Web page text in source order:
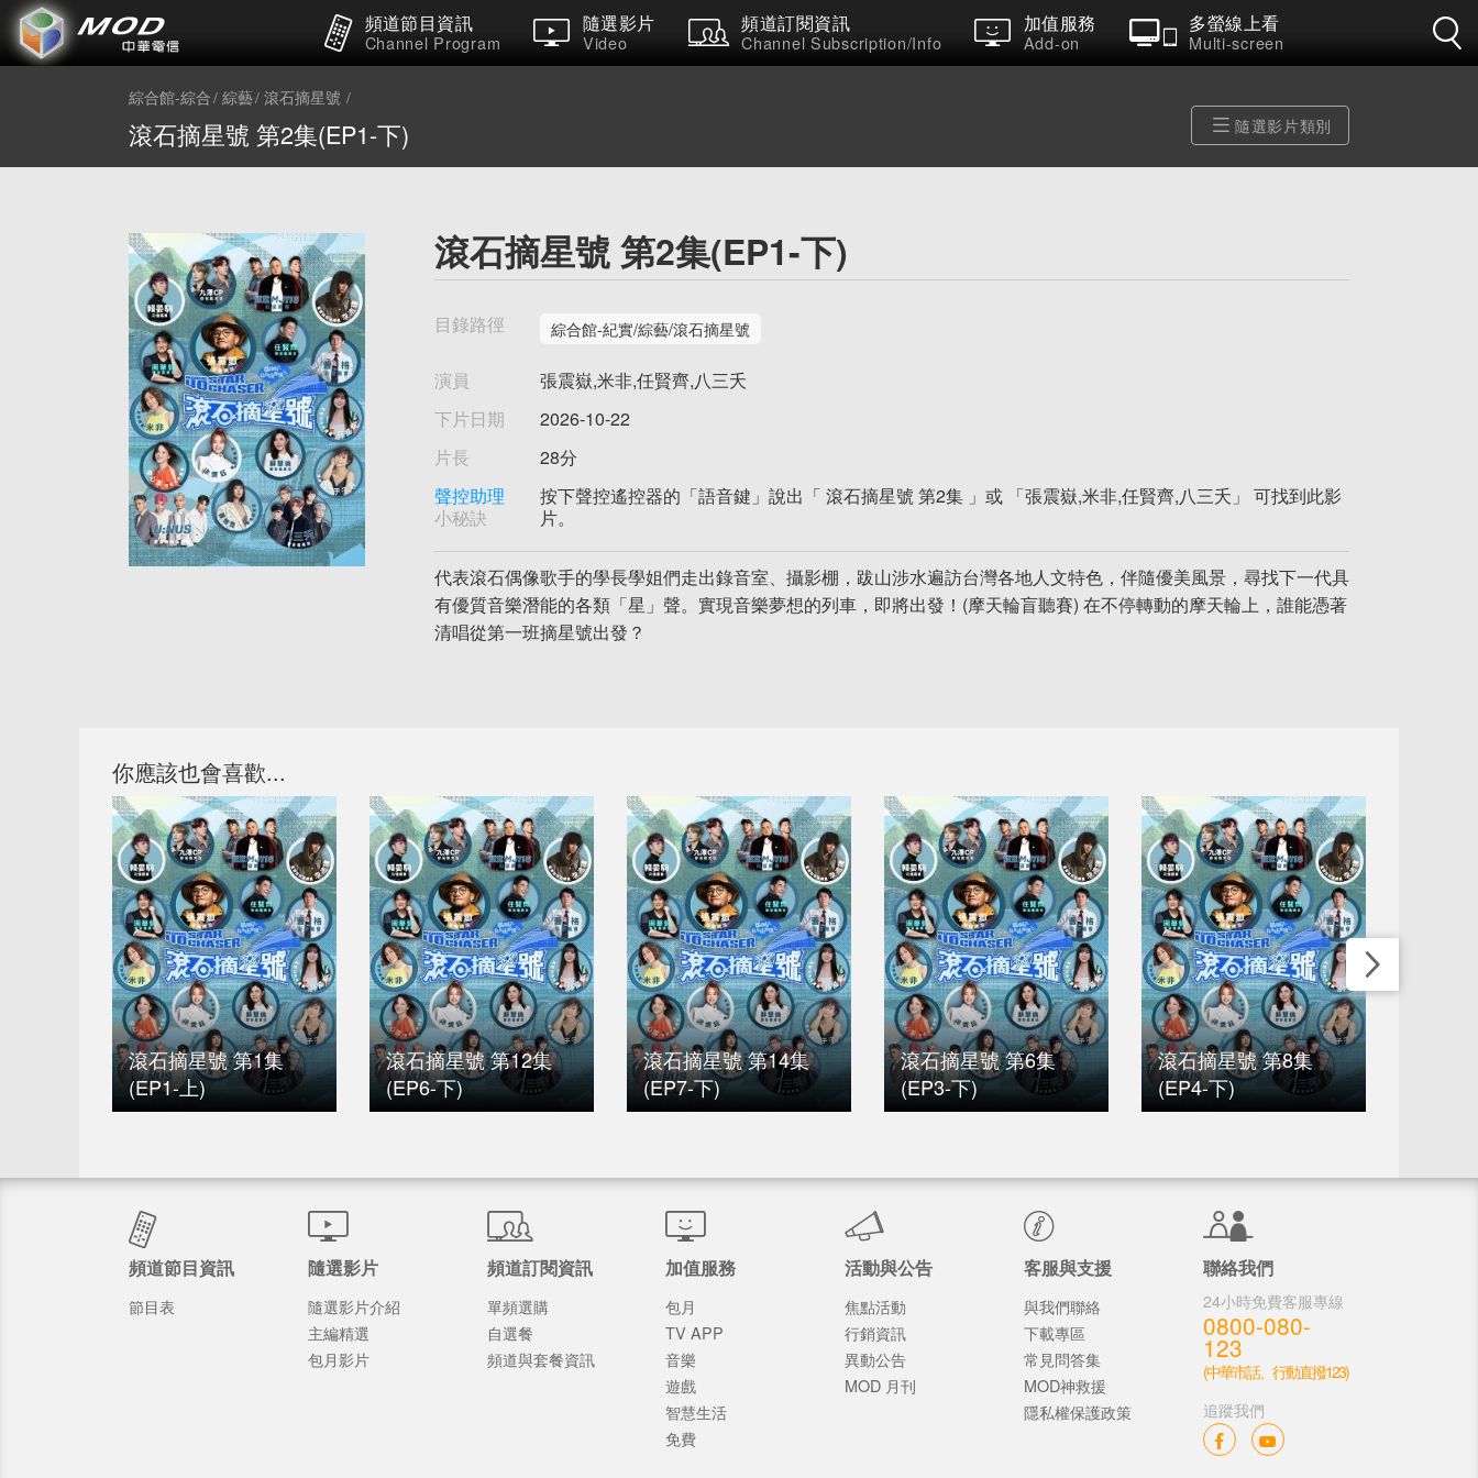
頻道節目資訊
Channel Program
隨選影片
Video
頻道訂閱資訊
Channel Subscription/Info
加值服務
Add-on
多螢線上看
Multi-screen
綜合館-綜合 綜藝 滾石摘星號
滾石摘星號 第2集(EP1-下) 隨選影片類別
滾石摘星號 第2集(EP1-下)
目錄路徑 綜合館-紀實/綜藝/滾石摘星號
演員
張震嶽,米非,任賢齊,八三夭
下片日期
2026-10-22
片長
28分
聲控助理
小秘訣
按下聲控遙控器的「語音鍵」說出「 滾石摘星號 第2集 」或 「張震嶽,米非,任賢齊,八三夭」 可找到此影
片。
代表滾石偶像歌手的學長學姐們走出錄音室、攝影棚，跋山涉水遍訪台灣各地人文特色，伴隨優美風景，尋找下一代具
有優質音樂潛能的各類「星」聲。實現音樂夢想的列車，即將出發！(摩天輪盲聽賽) 在不停轉動的摩天輪上，誰能憑著
清唱從第一班摘星號出發？
你應該也會喜歡...
滾石摘星號 第1集
(EP1-上)
滾石摘星號 第12集
(EP6-下)
滾石摘星號 第14集
(EP7-下)
滾石摘星號 第6集
(EP3-下)
滾石摘星號 第8集
(EP4-下)
頻道節目資訊
節目表
隨選影片
隨選影片介紹
主編精選
包月影片
頻道訂閱資訊
單頻選購
自選餐
頻道與套餐資訊
加值服務
包月
TV APP
音樂
遊戲
智慧生活
免費
活動與公告
焦點活動
行銷資訊
異動公告
MOD 月刊
客服與支援
與我們聯絡
下載專區
常見問答集
MOD神救援
隱私權保護政策
聯絡我們
24小時免費客服專線
0800-080-
123
(中華市話、行動直撥123)
追蹤我們